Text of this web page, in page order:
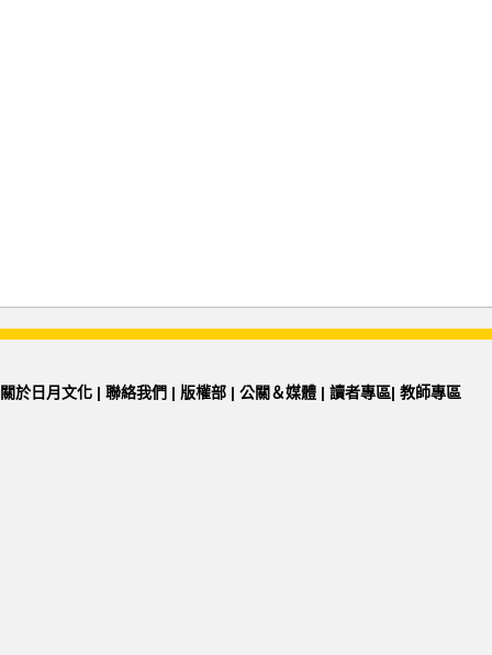
關於日月文化 | 聯絡我們 | 版權部 | 公關＆媒體 | 讀者專區| 教師專區